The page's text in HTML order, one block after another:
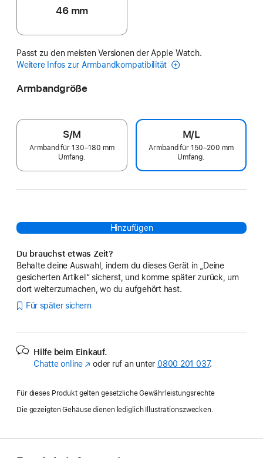
46 mm
Passt zu den meisten Versionen der Apple Watch.
Weitere Infos zur Armbandkompatibilität
Armbandgröße
S/M
Armband für 130–180 mm
Umfang.
M/L
Armband für 150–200 mm
Umfang.
Hinzufügen
Du brauchst etwas Zeit?
Behalte deine Auswahl, indem du dieses Gerät in „Deine
gesicherten Artikel“ sicherst, und komme später zurück, um
dort weiterzumachen, wo du aufgehört hast.
Für später sichern
Hilfe beim Einkauf.
Chatte online (Öffnet
Fenster)
oder ruf an unter 0800 201 037.
Für dieses Produkt gelten gesetzliche Gewährleistungsrechte
Die gezeigten Gehäuse dienen lediglich Illustrationszwecken.